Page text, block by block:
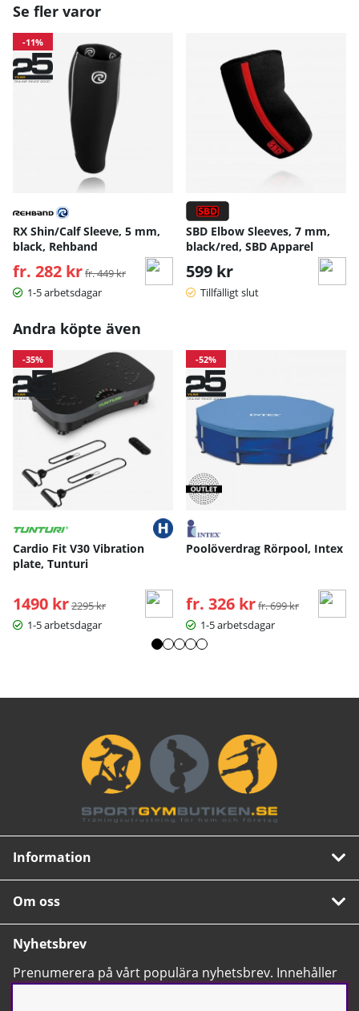
Se fler varor
-11%
RX Shin/Calf Sleeve, 5 mm,
black, Rehband
fr. 282 kr Ordinarie pris:
fr. 449 kr
1-5 arbetsdagar
SBD Elbow Sleeves, 7 mm,
black/red, SBD Apparel
599 kr
Tillfälligt slut
Andra köpte även
-35%
Cardio Fit V30 Vibration
plate, Tunturi
1490 kr Ordinarie pris:
2295 kr
1-5 arbetsdagar
-52%
Poolöverdrag Rörpool, Intex
fr. 326 kr Ordinarie pris:
fr. 699 kr
1-5 arbetsdagar
Information
Om oss
Nyhetsbrev
Prenumerera på vårt populära nyhetsbrev. Innehåller
tips, nyheter och våra allra bästa erbjudanden.